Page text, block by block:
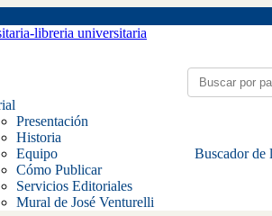
Presentación
Historia
Equipo
Cómo Publicar
Servicios Editoriales
Mural de José Venturelli
Buscador de